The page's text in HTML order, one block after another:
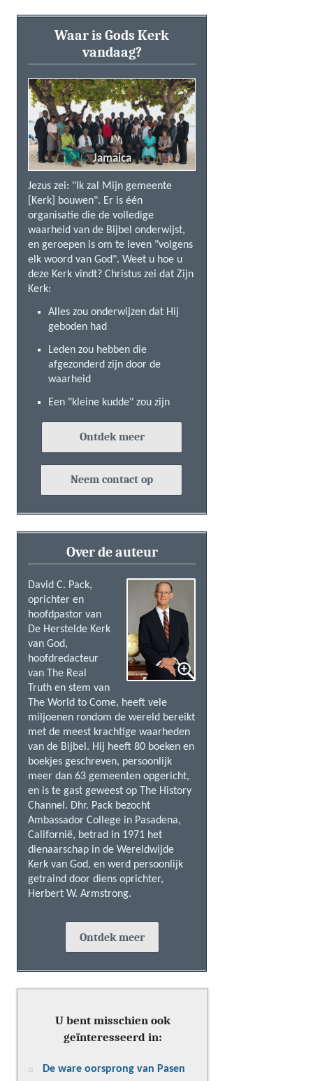
Waar is Gods Kerk
vandaag?
Jamaica
Jezus zei: "Ik zal Mijn gemeente
[Kerk] bouwen". Er is één
organisatie die de volledige
waarheid van de Bijbel onderwijst,
en geroepen is om te leven "volgens
elk woord van God". Weet u hoe u
deze Kerk vindt? Christus zei dat Zijn
Kerk:
Alles zou onderwijzen dat Hij
geboden had
Leden zou hebben die
afgezonderd zijn door de
waarheid
Een "kleine kudde" zou zijn
Ontdek meer
Neem contact op
Over de auteur
David C. Pack,
oprichter en
hoofdpastor van
De Herstelde Kerk
van God,
hoofdredacteur
van The Real
Truth en stem van
The World to Come, heeft vele
miljoenen rondom de wereld bereikt
met de meest krachtige waarheden
van de Bijbel. Hij heeft 80 boeken en
boekjes geschreven, persoonlijk
meer dan 63 gemeenten opgericht,
en is te gast geweest op The History
Channel. Dhr. Pack bezocht
Ambassador College in Pasadena,
Californië, betrad in 1971 het
dienaarschap in de Wereldwijde
Kerk van God, en werd persoonlijk
getraind door diens oprichter,
Herbert W. Armstrong.
Ontdek meer
U bent misschien ook
geïnteresseerd in:
De ware oorsprong van Pasen